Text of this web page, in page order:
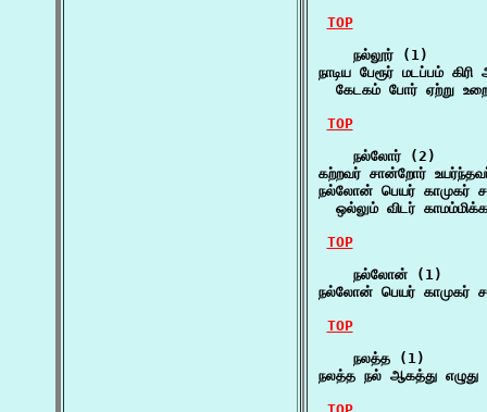
TOP
    நல்லூர் (1)
நாடிய பேரூர் மடப்பம்
கேடகம் போர் ஏற்று
TOP
    நல்லோர் (2)
கற்றவர் சான்றோர்
நல்லோன் பெயர் காமுகர்
ஒல்லும் விடர்
TOP
    நல்லோன் (1)
நல்லோன் பெயர் காமுகர்
TOP
    நலத்த (1)
நலத்த நல் ஆகத்து